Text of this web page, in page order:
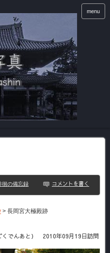
menu
徊の備忘録 コメントを書く
> 長岡宮大極殿跡
くでんあと） 2010年09月19日訪問